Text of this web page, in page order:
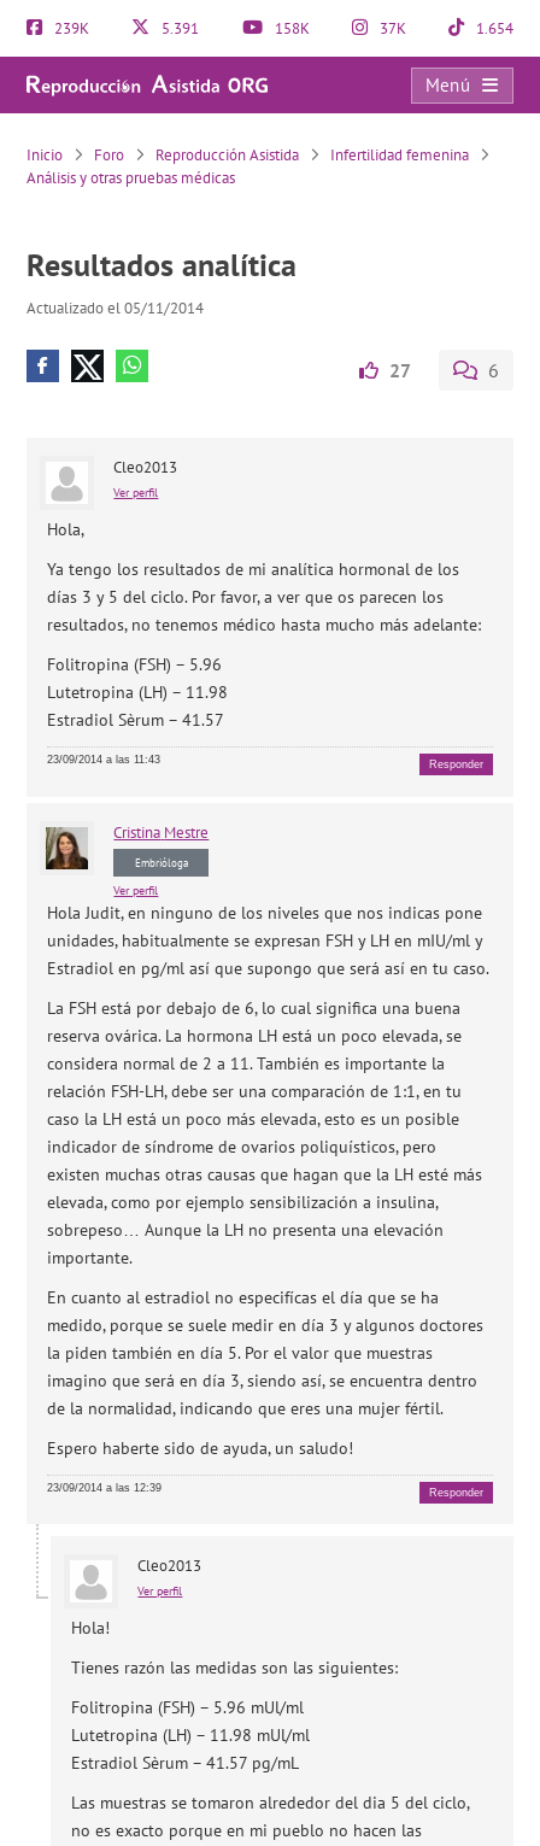
239K 5.391 158K 37K 1.654
Menú
Resultados analítica
Inicio Foro Reproducción Asistida
Infertilidad femenina
Análisis y otras pruebas médicas
Resultados analítica
Actualizado el 05/11/2014
27 6
Cleo2013
Ver perfil
Hola,
Ya tengo los resultados de mi analítica hormonal de los
días 3 y 5 del ciclo. Por favor, a ver que os parecen los
resultados, no tenemos médico hasta mucho más adelante:
Folitropina (FSH) – 5.96
Lutetropina (LH) – 11.98
Estradiol Sèrum – 41.57
23/09/2014 a las 11:43 Responder
Cristina Mestre
Embrióloga
Ver perfil
Hola Judit, en ninguno de los niveles que nos indicas pone
unidades, habitualmente se expresan FSH y LH en mIU/ml y
Estradiol en pg/ml así que supongo que será así en tu caso.
La FSH está por debajo de 6, lo cual significa una buena
reserva ovárica. La hormona LH está un poco elevada, se
considera normal de 2 a 11. También es importante la
relación FSH-LH, debe ser una comparación de 1:1, en tu
caso la LH está un poco más elevada, esto es un posible
indicador de síndrome de ovarios poliquísticos, pero
existen muchas otras causas que hagan que la LH esté más
elevada, como por ejemplo sensibilización a insulina,
sobrepeso… Aunque la LH no presenta una elevación
importante.
En cuanto al estradiol no especifícas el día que se ha
medido, porque se suele medir en día 3 y algunos doctores
la piden también en día 5. Por el valor que muestras
imagino que será en día 3, siendo así, se encuentra dentro
de la normalidad, indicando que eres una mujer fértil.
Espero haberte sido de ayuda, un saludo!
23/09/2014 a las 12:39 Responder
Cleo2013
Ver perfil
Hola!
Tienes razón las medidas son las siguientes:
Folitropina (FSH) – 5.96 mUl/ml
Lutetropina (LH) – 11.98 mUl/ml
Estradiol Sèrum – 41.57 pg/mL
Las muestras se tomaron alrededor del dia 5 del ciclo,
no es exacto porque en mi pueblo no hacen las